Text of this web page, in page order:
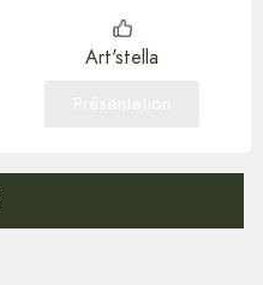
Art'stella